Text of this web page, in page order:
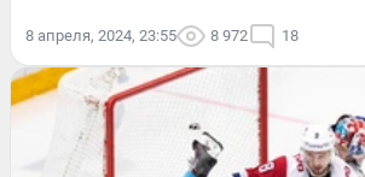
8 апреля, 2024, 23:55 8 972 18